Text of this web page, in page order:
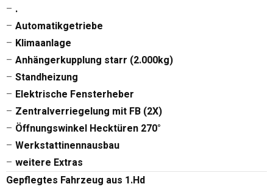
– .
– Automatikgetriebe
– Klimaanlage
– Anhängerkupplung starr (2.000kg)
– Standheizung
– Elektrische Fensterheber
– Zentralverriegelung mit FB (2X)
– Öffnungswinkel Hecktüren 270°
– Werkstattinennausbau
– weitere Extras
Gepflegtes Fahrzeug aus 1.Hd